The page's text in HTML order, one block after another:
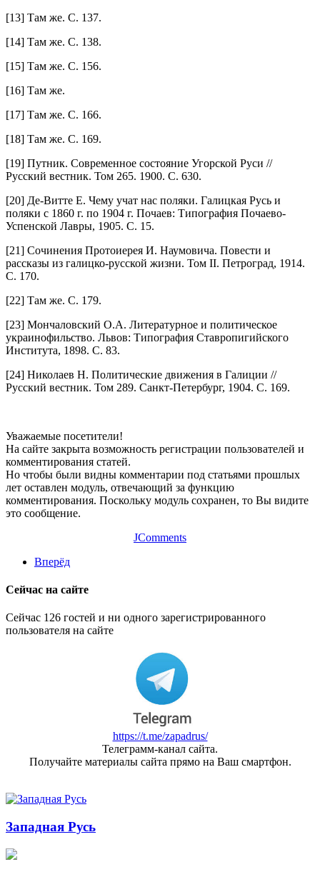
[13] Там же. С. 137.
[14] Там же. С. 138.
[15] Там же. С. 156.
[16] Там же.
[17] Там же. С. 166.
[18] Там же. С. 169.
[19] Путник. Современное состояние Угорской Руси //
Русский вестник. Том 265. 1900. С. 630.
[20] Де-Витте Е. Чему учат нас поляки. Галицкая Русь и
поляки с 1860 г. по 1904 г. Почаев: Типография Почаево-
Успенской Лавры, 1905. С. 15.
[21] Сочинения Протоиерея И. Наумовича. Повести и
рассказы из галицко-русской жизни. Том II. Петроград, 1914.
С. 170.
[22] Там же. С. 179.
[23] Мончаловский О.А. Литературное и политическое
украинофильство. Львов: Типография Ставропигийского
Института, 1898. С. 83.
[24] Николаев Н. Политические движения в Галиции //
Русский вестник. Том 289. Санкт-Петербург, 1904. С. 169.
Уважаемые посетители!
На сайте закрыта возможность регистрации пользователей и
комментирования статей.
Но чтобы были видны комментарии под статьями прошлых
лет оставлен модуль, отвечающий за функцию
комментирования. Поскольку модуль сохранен, то Вы видите
это сообщение.
JComments
Вперёд
Сейчас на сайте
Сейчас 126 гостей и ни одного зарегистрированного
пользователя на сайте
https://t.me/zapadrus/
Телеграмм-канал сайта.
Получайте материалы сайта прямо на Ваш смартфон.
Западная Русь